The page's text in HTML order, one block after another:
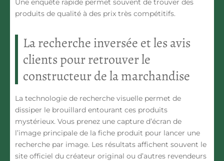
produits de qualité à des prix très compétitifs.
La recherche inversée et les avis
clients pour retrouver le
constructeur de la marchandise
La technologie de recherche visuelle permet de
dissiper le brouillard entourant ces produits
mystérieux. Vous prenez une capture d’écran de
l’image principale de la fiche produit pour lancer une
recherche par image. Les résultats affichent souvent le
site officiel du créateur original ou d’autres revendeurs